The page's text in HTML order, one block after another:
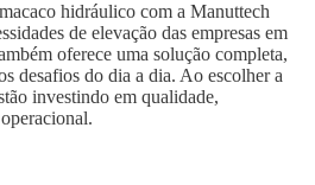
hidráulico com a Manuttech
de elevação das empresas em
oferece uma solução completa,
desafios do dia a dia. Ao escolher a
investindo em qualidade,